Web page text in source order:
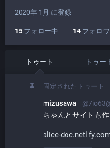
2020年 1月 に登録
15 フォロー中 14 フォロ
トゥート トゥー
固定されたトゥート
mizusawa
ちゃんとサイトも作
alice-doc.netlify.com